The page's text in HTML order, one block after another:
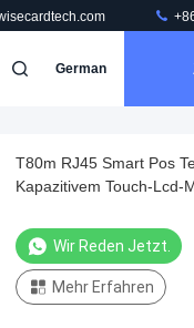
German
T80m RJ45 Smart Pos
Kapazitivem Touch-Lcd-
Wir Reden Jetzt.
Mehr Erfahren